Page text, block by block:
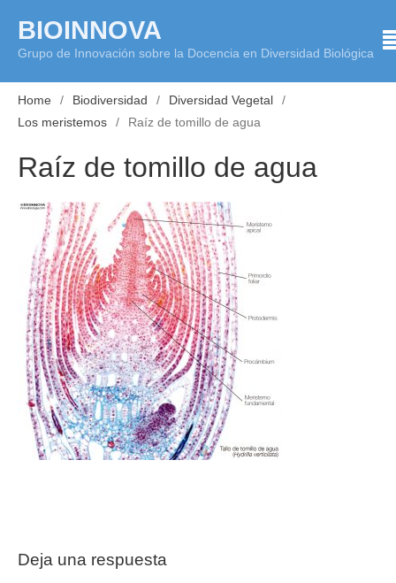
content
BIOINNOVA
Grupo de Innovación sobre la Docencia en Diversidad Biológica
Home Biodiversidad
Diversidad Vegetal
Los meristemos
Raíz de tomillo de agua
Raíz de tomillo de agua
Deja una respuesta